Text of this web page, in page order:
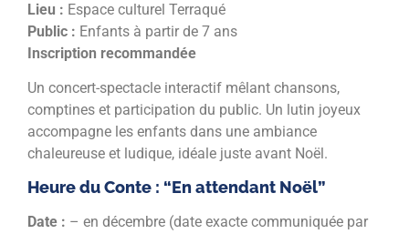
Lieu : Espace culturel Terraqué
Public : Enfants à partir de 7 ans
Inscription recommandée
Un concert-spectacle interactif mêlant chansons,
comptines et participation du public. Un lutin joyeux
accompagne les enfants dans une ambiance
chaleureuse et ludique, idéale juste avant Noël.
Heure du Conte : “En attendant Noël”
Date : – en décembre (date exacte communiquée par